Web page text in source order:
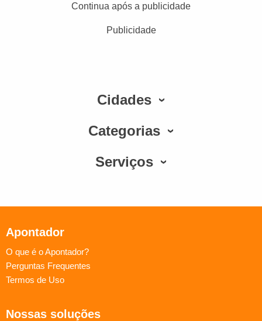
Continua após a publicidade
Publicidade
Cidades
Categorias
Serviços
Apontador
O que é o Apontador?
Perguntas Frequentes
Termos de Uso
Nossas soluções